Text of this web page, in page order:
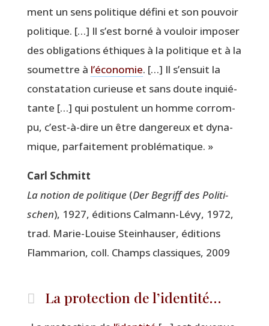
ment un sens poli­tique défi­ni et son pou­voir
poli­tique. […] Il s’est bor­né à vou­loir impo­ser
des obli­ga­tions éthiques à la poli­tique et à la
sou­mettre à l’économie. […] Il s’ensuit la
consta­ta­tion curieuse et sans doute inquié­
tante […] qui pos­tulent un homme cor­rom­
pu, c’est-à-dire un être dan­ge­reux et dyna­
mique, par­fai­te­ment problématique. »
Carl Schmitt
La notion de poli­tique (Der Begriff des Poli­ti­
schen), 1927, édi­tions Cal­mann-Lévy, 1972,
trad. Marie-Louise Stein­hau­ser, édi­tions
Flam­ma­rion, coll. Champs clas­siques, 2009
La protection de l’identité…